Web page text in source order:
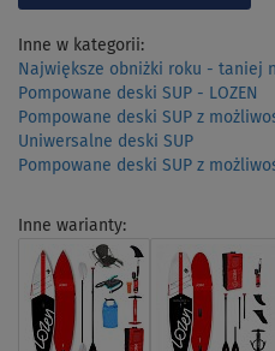
Inne w kategorii:
Największe obniżki roku - taniej
Pompowane deski SUP - LOZEN
Pompowane deski SUP z
Uniwersalne deski SUP
Pompowane deski SUP z
Inne warianty: